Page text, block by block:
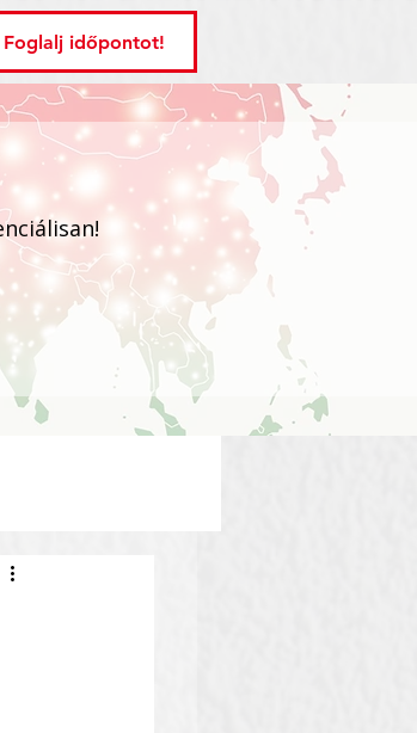
Foglalj időpontot!